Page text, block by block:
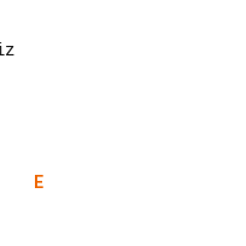
E